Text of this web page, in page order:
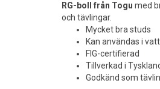
RG-boll från Togu med
och tävlingar.
Mycket bra studs
Kan användas i
FIG-certifierad
Tillverkad i
Godkänd som